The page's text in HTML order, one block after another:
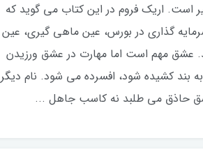
است. اریک فروم در این کتاب می گوید که
گذاری در بورس، عین ماهی گیری، عین
عشق مهم است اما مهارت در عشق ورزیدن
بند کشیده شود، افسرده می شود. نام دیگر
حاذق می طلبد نه کاسب جاهل ...